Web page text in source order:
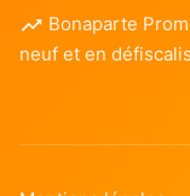
Bonaparte
neuf et en